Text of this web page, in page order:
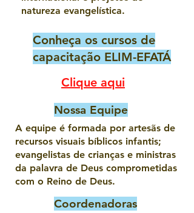
natureza evangelística.
Conheça os cursos de
capacitação ELIM-EFATÁ
Clique aqui
Nossa Equipe
A equipe é formada por artesãs de
recursos visuais bíblicos infantis;
evangelistas de crianças e ministras
da palavra de Deus comprometidas
com o Reino de Deus.
Coordenadoras